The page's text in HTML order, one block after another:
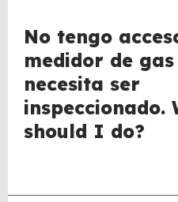
No tengo
medidor de
necesita ser
inspeccionado.
should I do?